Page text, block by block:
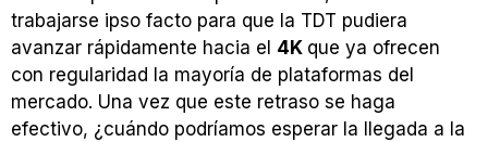
trabajarse ipso facto para que la TDT pudiera
avanzar rápidamente hacia el 4K que ya ofrecen
con regularidad la mayoría de plataformas del
mercado. Una vez que este retraso se haga
efectivo, ¿cuándo podríamos esperar la llegada a la